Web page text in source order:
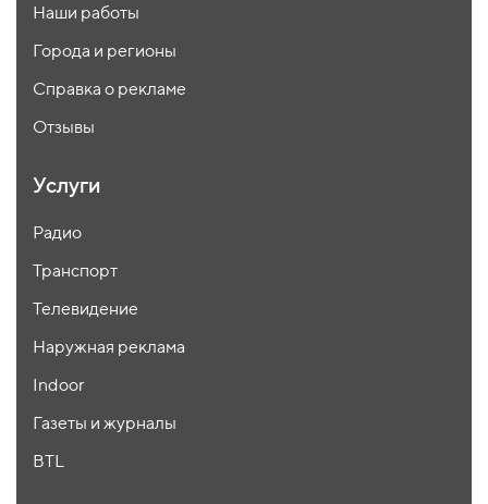
Наши работы
Города и регионы
Справка о рекламе
Отзывы
Услуги
Радио
Транспорт
Телевидение
Наружная реклама
Indoor
Газеты и журналы
BTL